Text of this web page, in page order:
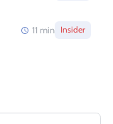
11 min Insider